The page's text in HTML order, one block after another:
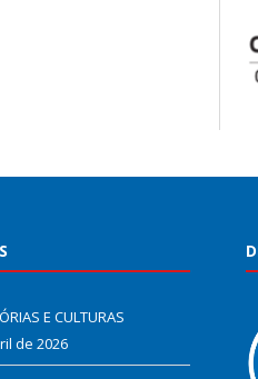
E CULTURAS
de 2026